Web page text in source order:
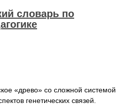
словарь по
«древо» со сложной системой
генетических связей.